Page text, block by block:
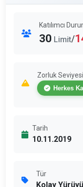
Katılımcı
30 Limit/
Zorluk Seviyesi
Herkes
Tarih
10.11.2019
Tür
Kolay